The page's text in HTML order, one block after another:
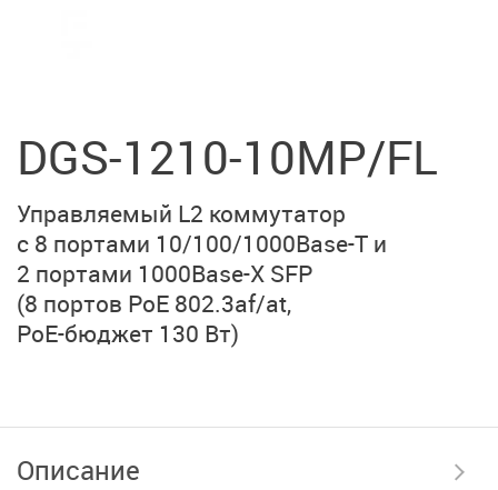
DGS-1210-10MP/FL
Управляемый L2 коммутатор
с 8 портами 10/100/1000Base-T и
2 портами 1000Base-X SFP
(8 портов PoE 802.3af/at,
PoE-бюджет 130 Вт)
Описание